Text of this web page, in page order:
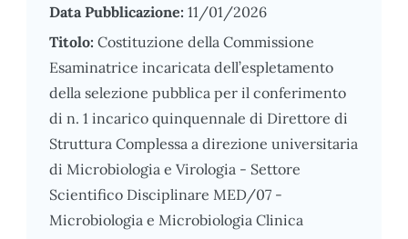
Data Pubblicazione: 11/01/2026
Titolo: Costituzione della Commissione
Esaminatrice incaricata dell’espletamento
della selezione pubblica per il conferimento
di n. 1 incarico quinquennale di Direttore di
Struttura Complessa a direzione universitaria
di Microbiologia e Virologia - Settore
Scientifico Disciplinare MED/07 -
Microbiologia e Microbiologia Clinica